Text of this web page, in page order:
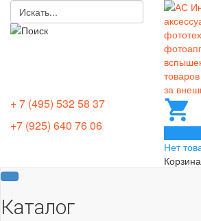
+ 7 (495) 532 58 37
+7 (925) 640 76 06
Нет
Каталог